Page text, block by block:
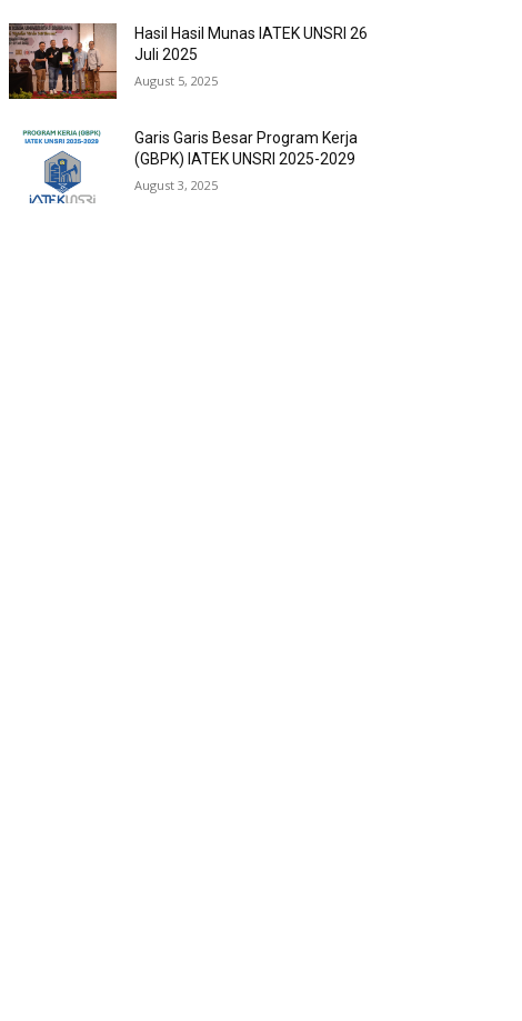
Hasil Hasil Munas IATEK UNSRI 26
Juli 2025
August 5, 2025
Garis Garis Besar Program Kerja
(GBPK) IATEK UNSRI 2025-2029
August 3, 2025